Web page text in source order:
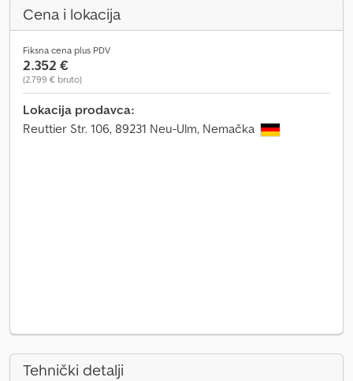
Cena i lokacija
Fiksna cena plus PDV
2.352 €
(2.799 € bruto)
Lokacija prodavca:
Reuttier Str. 106, 89231 Neu-Ulm, Nemačka
Tehnički detalji